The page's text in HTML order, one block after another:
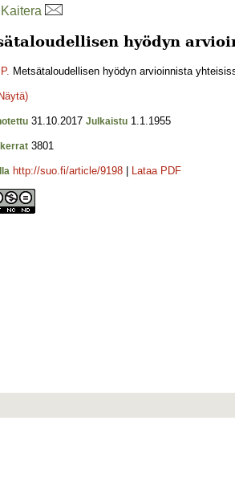
hyödyn
Metsätaloudellisen hyödyn arvioinnista
31.10.2017 Julkaistu 1.1.1955
3801
http://suo.fi/article/9198 Lataa PDF